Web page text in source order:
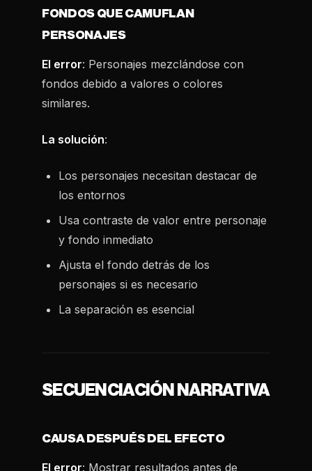
FONDOS QUE CAMUFLAN
PERSONAJES
El error: Personajes mezclándose con
fondos debido a valores o colores
similares.
La solución:
Los personajes necesitan destacar de
los entornos
Usa contraste de valor entre personaje
y fondo inmediato
Ajusta el fondo detrás de los
personajes si es necesario
La separación es esencial
SECUENCIACIÓN NARRATIVA
CAUSA DESPUÉS DEL EFECTO
El error: Mostrar resultados antes de